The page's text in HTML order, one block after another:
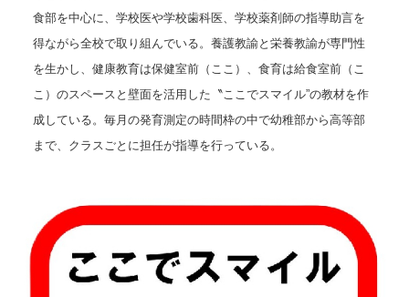
食部を中心に、学校医や学校歯科医、学校薬剤師の指導助言を
得ながら全校で取り組んでいる。養護教諭と栄養教諭が専門性
を生かし、健康教育は保健室前（ここ）、食育は給食室前（こ
こ）のスペースと壁面を活用した〝ここでスマイル”の教材を作
成している。毎月の発育測定の時間枠の中で幼稚部から高等部
まで、クラスごとに担任が指導を行っている。